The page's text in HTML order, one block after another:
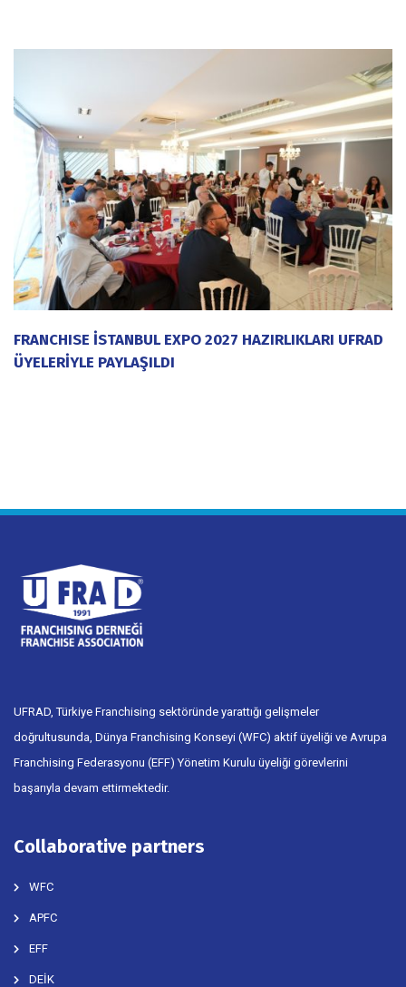
FRANCHISE İSTANBUL EXPO 2027 HAZIRLIKLARI UFRAD
ÜYELERİYLE PAYLAŞILDI
UFRAD, Türkiye Franchising sektöründe yarattığı gelişmeler
doğrultusunda, Dünya Franchising Konseyi (WFC) aktif üyeliği ve Avrupa
Franchising Federasyonu (EFF) Yönetim Kurulu üyeliği görevlerini
başarıyla devam ettirmektedir.
Collaborative partners
WFC
APFC
EFF
DEİK